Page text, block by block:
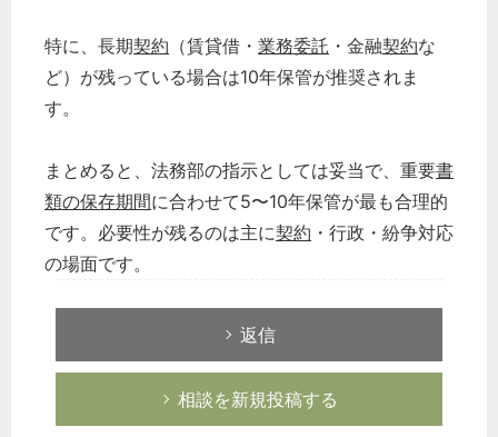
特に、長期契約 （賃貸借・ 業務委託 ・金融契約な
ど）が残っている場合は10年保管が推奨されま
す。
まとめると、法務部の指示としては妥当で、重要書
類の保存期間に合わせて5〜10年保管が最も合理的
です。必要性が残るのは主に契約 ・行政・紛争対応
の場面です。
返信
相談を新規投稿する